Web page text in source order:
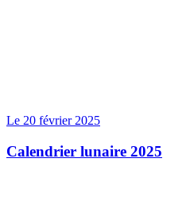
Le 20 février 2025
Calendrier lunaire 2025